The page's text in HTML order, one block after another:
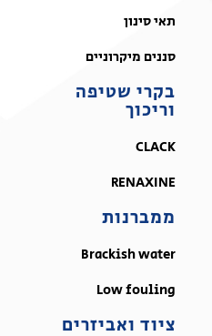
תאי סינון
סננים מיקרוניים
בקרי שטיפה
וריכוך
CLACK
RENAXINE
ממברנות
Brackish water
Low fouling
ציוד ואביזרים